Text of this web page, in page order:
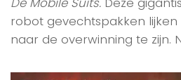
robot gevechtspakken
naar de overwinning te zijn.